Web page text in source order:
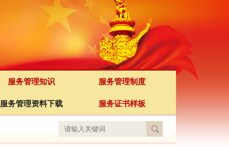
服务管理知识 服务管理制度
服务管理资料下载 服务证书样板